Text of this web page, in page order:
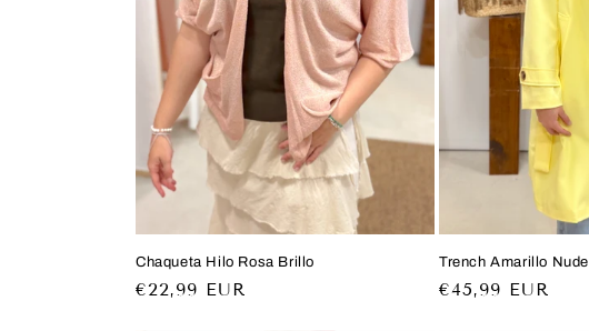
ó
n
:
Chaqueta Hilo Rosa Brillo
Precio
€22,99 EUR
Trench Amarillo Nude
Precio
€45,99 EUR